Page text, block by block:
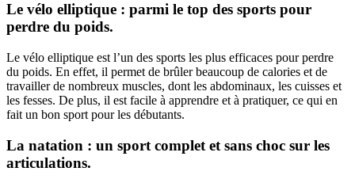
Le vélo elliptique : parmi le top des sports pour
perdre du poids.
Le vélo elliptique est l’un des sports les plus efficaces pour perdre
du poids. En effet, il permet de brûler beaucoup de calories et de
travailler de nombreux muscles, dont les abdominaux, les cuisses et
les fesses. De plus, il est facile à apprendre et à pratiquer, ce qui en
fait un bon sport pour les débutants.
La natation : un sport complet et sans choc sur les
articulations.